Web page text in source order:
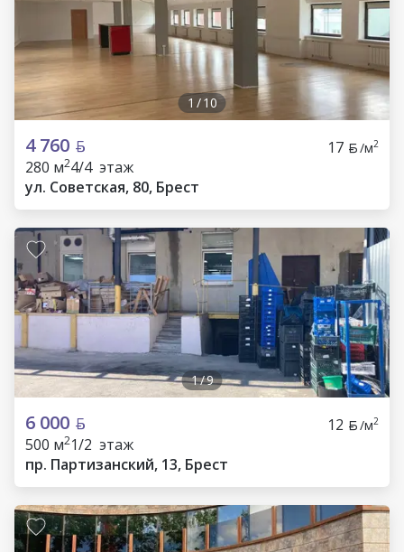
1 /10
4 760 17 /м2
280 м24/4 этаж
ул. Советская, 80, Брест
1/9
6 000 12 /м2
500 м21/2 этаж
пр. Партизанский, 13, Брест